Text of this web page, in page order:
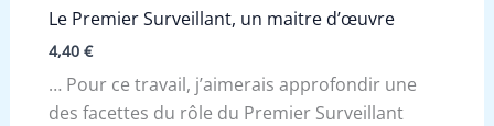
Le Premier Surveillant, un maitre d’œuvre
4,40 €
… Pour ce travail, j’aimerais approfondir une
des facettes du rôle du Premier Surveillant